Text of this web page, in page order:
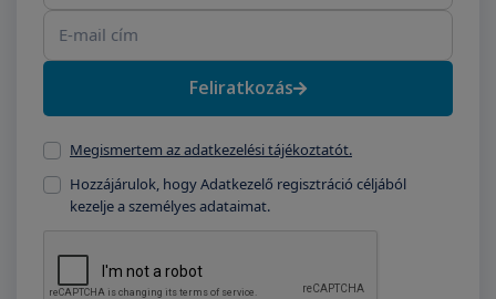
Feliratkozás
Megismertem az adatkezelési tájékoztatót.
Hozzájárulok, hogy Adatkezelő regisztráció céljából
kezelje a személyes adataimat.